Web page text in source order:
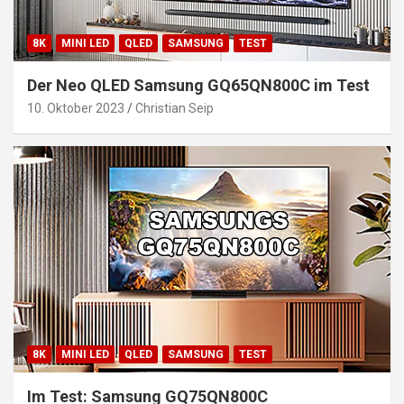
8K MINI LED QLED SAMSUNG TEST
Der Neo QLED Samsung GQ65QN800C im Test
10. Oktober 2023 Christian Seip
8K MINI LED QLED SAMSUNG TEST
Im Test: Samsung GQ75QN800C